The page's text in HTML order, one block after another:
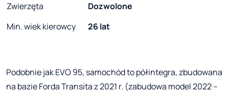
Zwierzęta
Dozwolone
Min. wiek kierowcy
26 lat
Podobnie jak EVO 95, samochód to półintegra, zbudowana
na bazie Forda Transita z 2021 r. (zabudowa model 2022 –